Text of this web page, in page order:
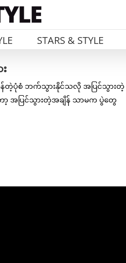
STARS & STYLE
တဲ့ပုံစံ ဘက်သွားနိုင်သလို အပြင်သွားတဲ့
အပြင်သွားတဲ့အချိန် သာမက ပွဲတွေ